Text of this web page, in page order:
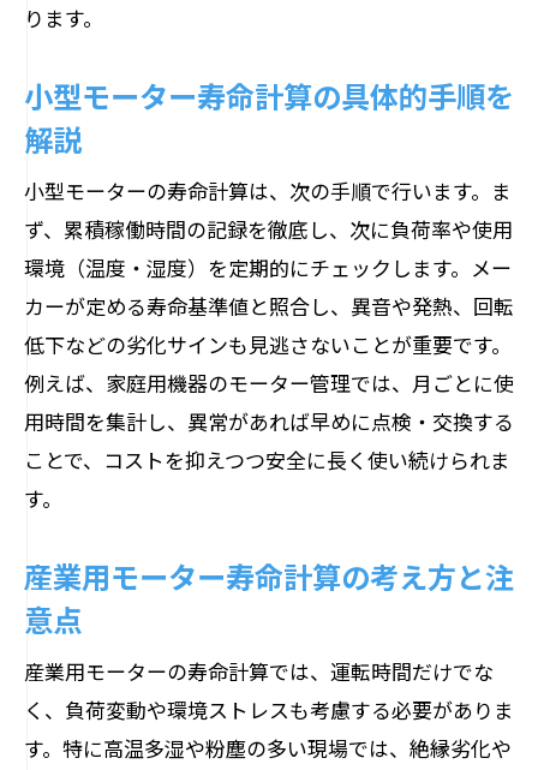
ります。
小型モーター寿命計算の具体的手順を
解説
小型モーターの寿命計算は、次の手順で行います。ま
ず、累積稼働時間の記録を徹底し、次に負荷率や使用
環境（温度・湿度）を定期的にチェックします。メー
カーが定める寿命基準値と照合し、異音や発熱、回転
低下などの劣化サインも見逃さないことが重要です。
例えば、家庭用機器のモーター管理では、月ごとに使
用時間を集計し、異常があれば早めに点検・交換する
ことで、コストを抑えつつ安全に長く使い続けられま
す。
産業用モーター寿命計算の考え方と注
意点
産業用モーターの寿命計算では、運転時間だけでな
く、負荷変動や環境ストレスも考慮する必要がありま
す。特に高温多湿や粉塵の多い現場では、絶縁劣化や